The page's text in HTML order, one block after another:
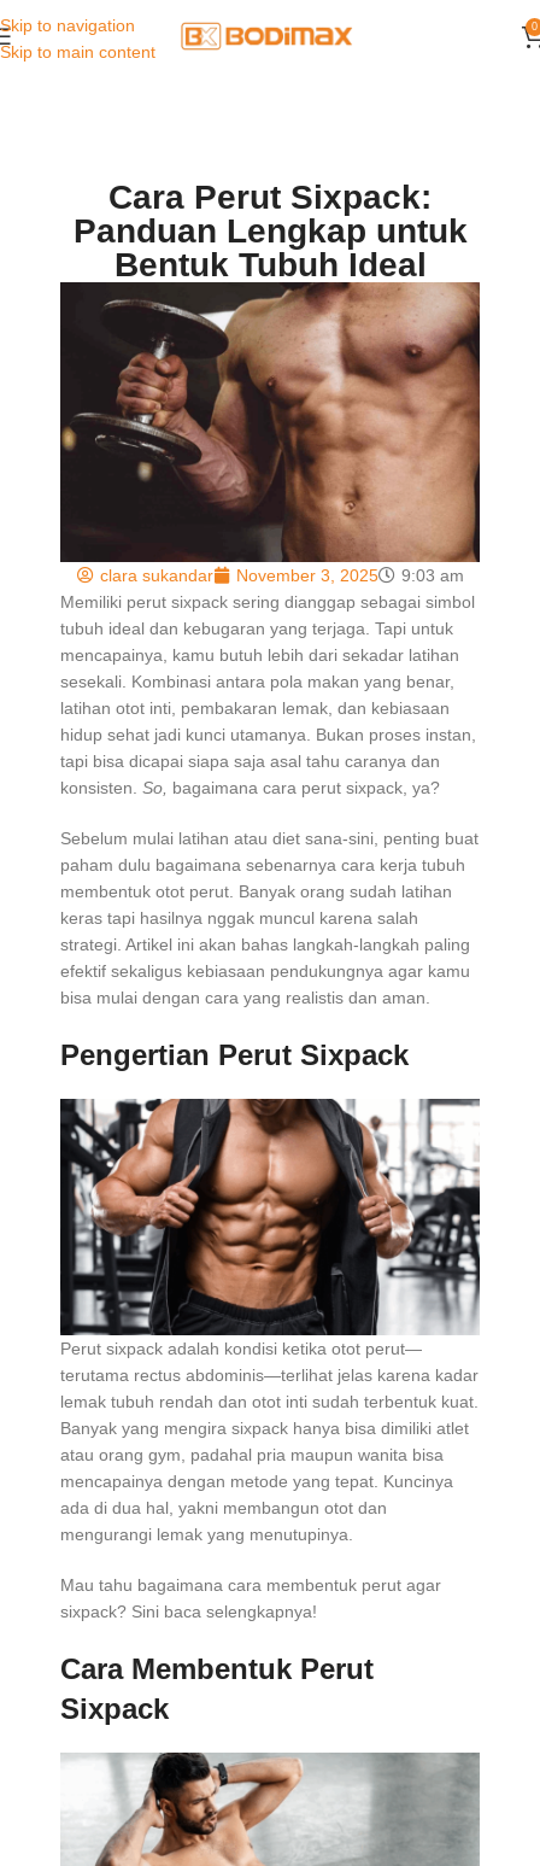
Skip to navigation
Skip to main content
0
Cara Perut Sixpack:
Panduan Lengkap untuk
Bentuk Tubuh Ideal
clara sukandar November 3, 2025
9:03 am
Memiliki perut sixpack sering dianggap sebagai simbol
tubuh ideal dan kebugaran yang terjaga. Tapi untuk
mencapainya, kamu butuh lebih dari sekadar latihan
sesekali. Kombinasi antara pola makan yang benar,
latihan otot inti, pembakaran lemak, dan kebiasaan
hidup sehat jadi kunci utamanya. Bukan proses instan,
tapi bisa dicapai siapa saja asal tahu caranya dan
konsisten. So, bagaimana cara perut sixpack, ya?
Sebelum mulai latihan atau diet sana-sini, penting buat
paham dulu bagaimana sebenarnya cara kerja tubuh
membentuk otot perut. Banyak orang sudah latihan
keras tapi hasilnya nggak muncul karena salah
strategi. Artikel ini akan bahas langkah-langkah paling
efektif sekaligus kebiasaan pendukungnya agar kamu
bisa mulai dengan cara yang realistis dan aman.
Pengertian Perut Sixpack
Perut sixpack adalah kondisi ketika otot perut—
terutama rectus abdominis—terlihat jelas karena kadar
lemak tubuh rendah dan otot inti sudah terbentuk kuat.
Banyak yang mengira sixpack hanya bisa dimiliki atlet
atau orang gym, padahal pria maupun wanita bisa
mencapainya dengan metode yang tepat. Kuncinya
ada di dua hal, yakni membangun otot dan
mengurangi lemak yang menutupinya.
Mau tahu bagaimana cara membentuk perut agar
sixpack? Sini baca selengkapnya!
Cara Membentuk Perut
Sixpack